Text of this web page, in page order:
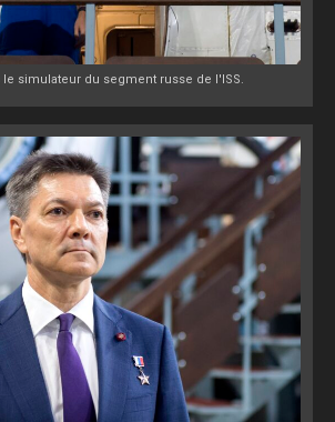
le simulateur du segment russe de l'ISS.